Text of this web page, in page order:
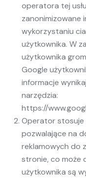
operatora tej
zanonimizowane
wykorzystaniu
użytkownika. W
użytkownika
Google
informacje
narzędzia:
https://
Operator stosuje
pozwalające na
reklamowych do
stronie, co może
użytkownika są